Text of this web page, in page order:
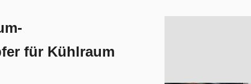
für Kühlraum